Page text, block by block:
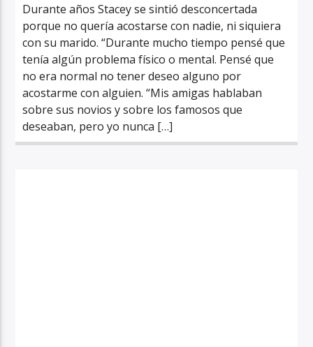
Durante años Stacey se sintió desconcertada
porque no quería acostarse con nadie, ni siquiera
con su marido. “Durante mucho tiempo pensé que
tenía algún problema físico o mental. Pensé que
no era normal no tener deseo alguno por
acostarme con alguien. “Mis amigas hablaban
sobre sus novios y sobre los famosos que
deseaban, pero yo nunca […]